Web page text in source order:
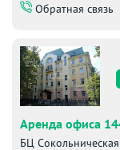
Обратная связь
Аренда офиса
БЦ